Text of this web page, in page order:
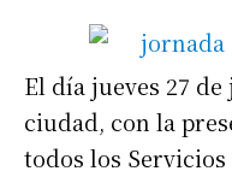
El día jueves 27
ciudad, con la
todos los